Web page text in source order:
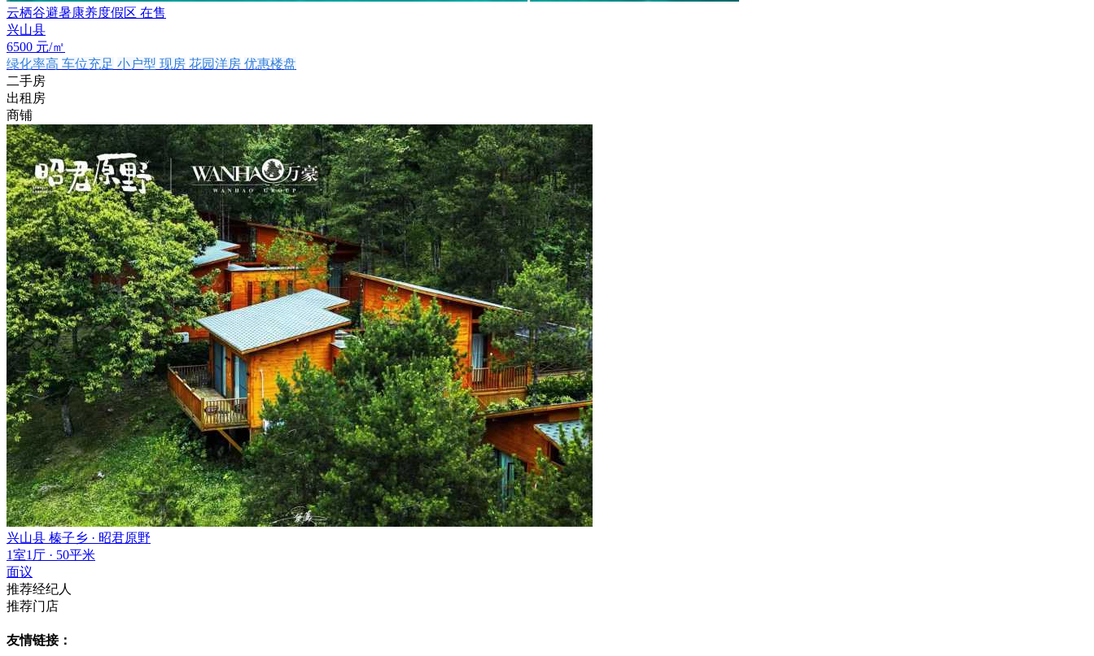
云栖谷避暑康养度假区 在售
兴山县
6500 元/㎡
绿化率高 车位充足 小户型 现房 花园洋房 优惠楼盘
二手房
出租房
商铺
兴山县 榛子乡 · 昭君原野
1室1厅 · 50平米
面议
推荐经纪人
推荐门店
友情链接：